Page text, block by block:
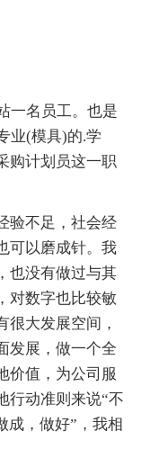
一名员工。也是
业(模具)的.学
购计划员这一职
验不足，社会经
可以磨成针。我
也没有做过与其
对数字也比较敏
很大发展空间，
发展，做一个全
价值，为公司服
行动准则来说“不
成，做好”，我相